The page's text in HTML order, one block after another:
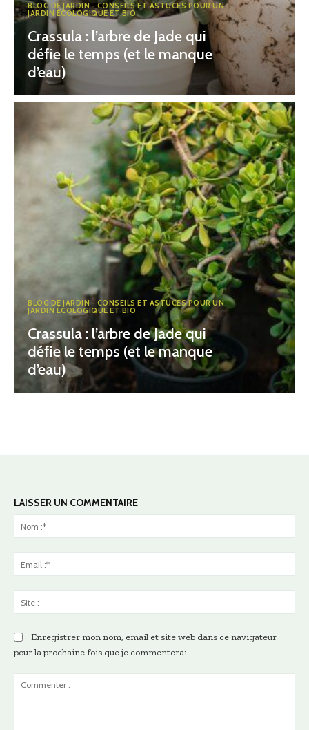
BLOG DE JARDIN - CONSEILS ET ASTUCES POUR UN
JARDIN ÉCOLOGIQUE ET BIO
Crassula : l’arbre de Jade qui
défie le temps (et le manque
d’eau)
BLOG DE JARDIN - CONSEILS ET ASTUCES POUR UN
JARDIN ÉCOLOGIQUE ET BIO
Crassula : l’arbre de Jade qui
défie le temps (et le manque
d’eau)
LAISSER UN COMMENTAIRE
Enregistrer mon nom, email et site web dans ce navigateur
pour la prochaine fois que je commenterai.